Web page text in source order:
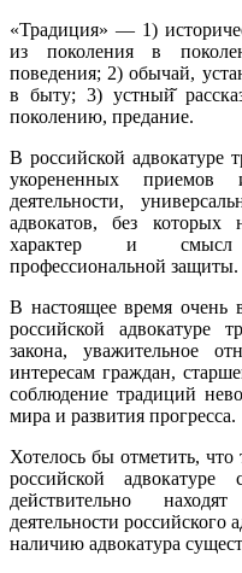
«Традиция» — 1)
из поколения в
поведения; 2) обычай,
в быту; 3) устный̆
поколению, предание.
В российской адвокатуре
укорененных приемов
деятельности,
адвокатов, без которых
характер и смысл
профессиональной защиты.
В настоящее время очень
российской адвокатуре
закона, уважительное
интересам граждан,
соблюдение традиций
мира и развития прогресса.
Хотелось бы отметить,
российской
действительно
деятельности российского
наличию адвокатура